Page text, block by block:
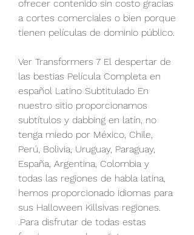
ofrecer contenido sin costo gracias
a cortes comerciales o bien porque
tienen películas de dominio público.
Ver Transformers 7 El despertar de
las bestias Película Completa en
español Latino Subtitulado En
nuestro sitio proporcionamos
subtítulos y dabbing en latín, no
tenga miedo por México, Chile,
Perú, Bolivia, Uruguay, Paraguay,
España, Argentina, Colombia y
todas las regiones de habla latina,
hemos proporcionado idiomas para
sus Halloween Killsivas regiones.
.Para disfrutar de todas estas